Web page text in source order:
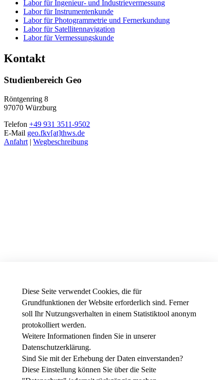
Diese Seite verwendet Cookies, die für
Grundfunktionen der Website erforderlich sind. Ferner
soll Ihr Nutzungsverhalten in einem Statistiktool anonym
protokolliert werden.
Weitere Informationen finden Sie in unserer
Datenschutzerklärung.
Sind Sie mit der Erhebung der Daten einverstanden?
Diese Einstellung können Sie über die Seite
Labor für Ingenieur- und Industrievermessung
Labor für Instrumentenkunde
Labor für Photogrammetrie und Fernerkundung
Labor für Satellitennavigation
Labor für Vermessungskunde
Kontakt
Studienbereich Geo
Röntgenring 8
97070 Würzburg
Telefon +49 931 3511-9502
E-Mail geo.fkv[at]thws.de
Anfahrt | Wegbeschreibung
News - Presse
Stellenausschreibungen der THWS
Intranet
Instagram